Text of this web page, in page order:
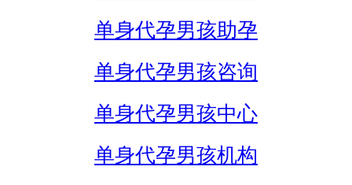
单身代孕男孩助孕
单身代孕男孩咨询
单身代孕男孩中心
单身代孕男孩机构